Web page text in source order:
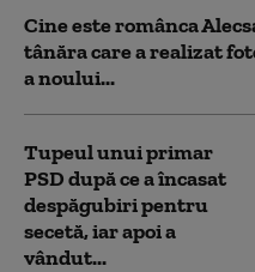
Cine este românca
tânăra care a realizat
a noului...
Tupeul unui primar
PSD după ce a încasat
despăgubiri pentru
secetă, iar apoi a
vândut...